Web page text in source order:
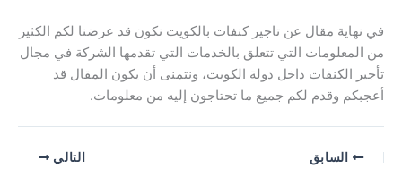
في نهاية مقال عن تاجير كنفات بالكويت نكون قد عرضنا لكم الكثير
من المعلومات التي تتعلق بالخدمات التي تقدمها الشركة في مجال
تأجير الكنفات داخل دولة الكويت، ونتمنى أن يكون المقال قد
أعجبكم وقدم لكم جميع ما تحتاجون إليه من معلومات.
السابق التالي